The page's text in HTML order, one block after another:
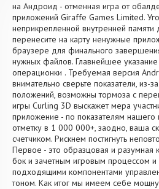
на Андроид - отменная игра от
приложений Giraffe Games Limited.
неприкрепленной внутренней памяти
перенесите на карту ненужные
браузере для финального
нужных файлов. Главнейшее
операционки . Требуемая версия
внимательно сверьте показатели, из-
положений, возможны тормоза с
игры Curling 3D выскажет мера
приложение - по показателям нашего
отметку в 1 000 000+, заодно, ваша
счетчиком. Рискнем постигнуть
Первое - это образцовая и разумная
бок и зачетным игровым процессом и
подходящими компонентами
тоном. Как итог мы имеем себе